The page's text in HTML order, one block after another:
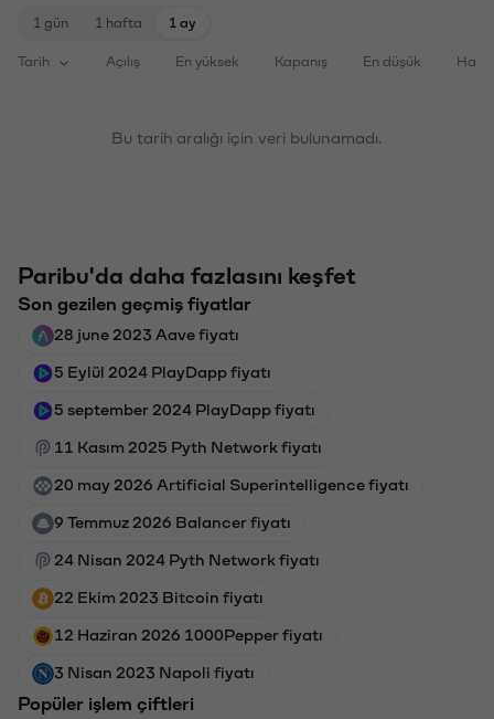
1 gün 1 hafta 1 ay
Tarih Açılış En yüksek Kapanış En düşük
Bu tarih aralığı için veri bulunamadı.
Paribu'da daha fazlasını keşfet
Son gezilen geçmiş fiyatlar
28 june 2023 Aave fiyatı
5 Eylül 2024 PlayDapp fiyatı
5 september 2024 PlayDapp fiyatı
11 Kasım 2025 Pyth Network fiyatı
20 may 2026 Artificial Superintelligence fiyatı
9 Temmuz 2026 Balancer fiyatı
24 Nisan 2024 Pyth Network fiyatı
22 Ekim 2023 Bitcoin fiyatı
12 Haziran 2026 1000Pepper fiyatı
3 Nisan 2023 Napoli fiyatı
Popüler işlem çiftleri